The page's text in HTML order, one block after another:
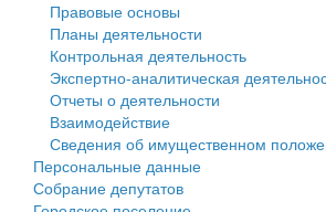
Городское поселение
Сельские поселения
Правовые основы
Планы деятельности
Контрольная деятельность
Экспертно-аналитическая
Отчеты о деятельности
Взаимодействие
Сведения об имущественном
Персональные данные
Собрание депутатов